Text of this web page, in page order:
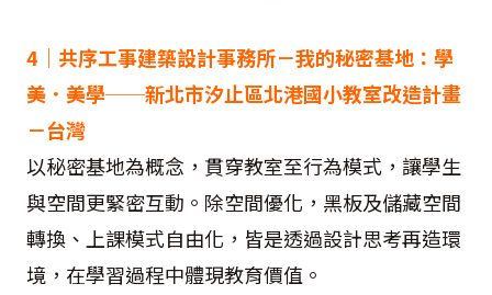
4｜共序工事建築設計事務所－我的秘密基地：學
美．美學──新北市汐止區北港國小教室改造計畫
－台灣
以秘密基地為概念，貫穿教室至行為模式，讓學生
與空間更緊密互動。除空間優化，黑板及儲藏空間
轉換、上課模式自由化，皆是透過設計思考再造環
境，在學習過程中體現教育價值。